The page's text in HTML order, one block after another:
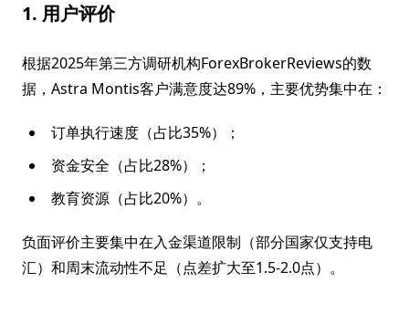
1. 用户评价
根据2025年第三方调研机构ForexBrokerReviews的数
据，Astra Montis客户满意度达89%，主要优势集中在：
订单执行速度（占比35%）；
资金安全（占比28%）；
教育资源（占比20%）。
负面评价主要集中在入金渠道限制（部分国家仅支持电
汇）和周末流动性不足（点差扩大至1.5-2.0点）。